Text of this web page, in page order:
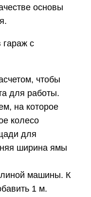
основы
гараж с
чтобы
для работы.
на которое
колесо
для
ширина ямы
машины. К
1 м.